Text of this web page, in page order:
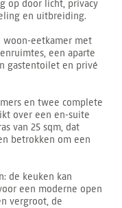
op door licht, privacy
en uitbreiding.
woon-eetkamer met
een aparte
gastentoilet en privé
en twee complete
over een en-suite
van 25 sqm, dat
betrokken om een
de keuken kan
een moderne open
vergroot, de